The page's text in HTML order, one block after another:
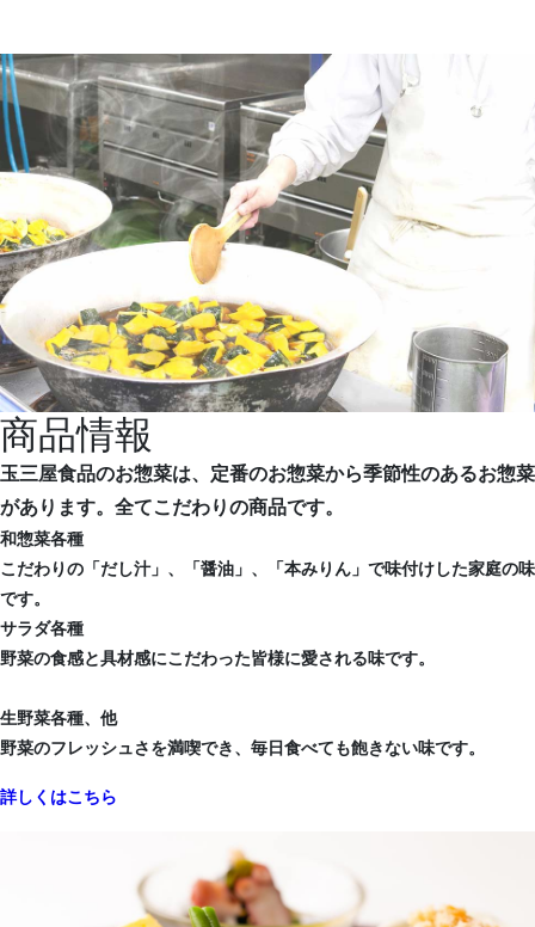
商品情報
玉三屋食品のお惣菜は、定番のお惣菜から季節性のあるお惣菜
があります。全てこだわりの商品です。
和惣菜各種
こだわりの「だし汁」、「醤油」、「本みりん」で味付けした家庭の味
です。
サラダ各種
野菜の食感と具材感にこだわった皆様に愛される味です。
生野菜各種、他
野菜のフレッシュさを満喫でき、毎日食べても飽きない味です。
詳しくはこちら